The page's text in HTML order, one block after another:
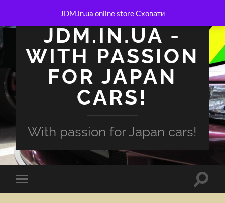
JDM.in.ua online storeСховати
JDM.IN.UA -
WITH PASSION
FOR JAPAN
CARS!
With passion for Japan cars!
Перемкнути
мобільне